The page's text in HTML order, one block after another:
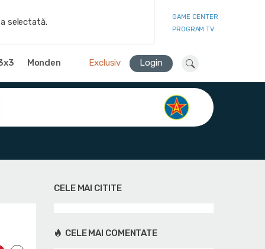
selectată.
GAME CENTER
PROGRAM TV
Monden Exclusiv Login
CELE MAI CITITE
CELE MAI COMENTATE